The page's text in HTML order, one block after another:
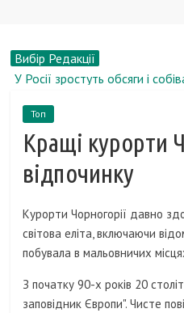
Вибір Редакції
У Росії зростуть обсяги і
У Санкт-Петербурзі
круїзний теплохід-щуку
8 собак з дивовижними
У Лондоні працює ліфт, стіни
Топ
Кращі курорти
відпочинку
Курорти Чорногорії давно
світова еліта, включаючи
побувала в мальовничих
З початку 90-х років 20
заповідник Європи". Чисте